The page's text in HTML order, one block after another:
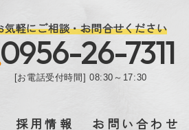
気軽にご相談・お問合せください
0956-26-7311
[お電話受付時間] 08:30～17:30
採用情報 お問い合わせ